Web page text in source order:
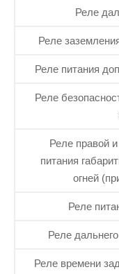
Реле
Реле
Реле питания
Реле
Реле правой
питания
огней
Реле
Реле
Реле времени